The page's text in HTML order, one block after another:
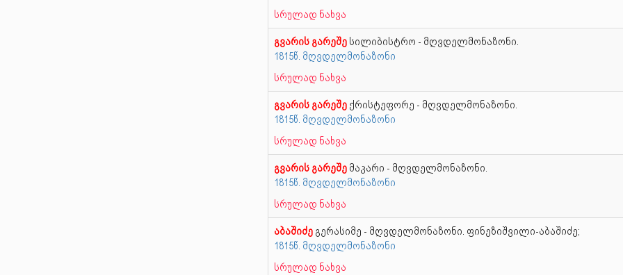
სრულად ნახვა
გვარის გარეშესილიბისტრო - მღვდელმონაზონი.
1815წ. მღვდელმონაზონი
სრულად ნახვა
გვარის გარეშექრისტეფორე - მღვდელმონაზონი.
1815წ. მღვდელმონაზონი
სრულად ნახვა
გვარის გარეშემაკარი - მღვდელმონაზონი.
1815წ. მღვდელმონაზონი
სრულად ნახვა
აბაშიძეგერასიმე - მღვდელმონაზონი. ფინეზიშვილი-აბაშიძე;
1815წ. მღვდელმონაზონი
სრულად ნახვა